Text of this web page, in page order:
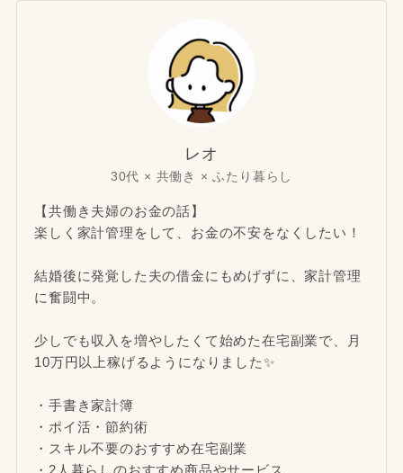
レオ
30代 × 共働き × ふたり暮らし
【共働き夫婦のお金の話】
楽しく家計管理をして、お金の不安をなくしたい！
結婚後に発覚した夫の借金にもめげずに、家計管理
に奮闘中。
少しでも収入を増やしたくて始めた在宅副業で、月
10万円以上稼げるようになりました✨
・手書き家計簿
・ポイ活・節約術
・スキル不要のおすすめ在宅副業
・2人暮らしのおすすめ商品やサービス